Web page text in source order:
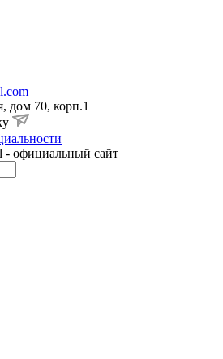
дом 70, корп.1
- официальный сайт